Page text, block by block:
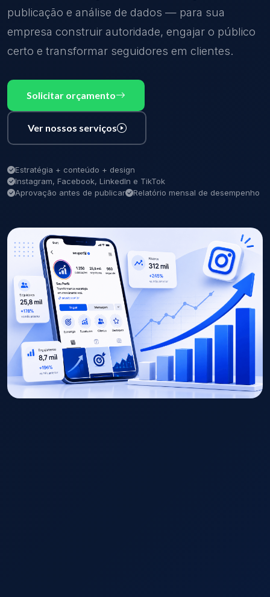
publicação e análise de dados — para sua
empresa construir autoridade, engajar o público
certo e transformar seguidores em clientes.
Solicitar orçamento
Ver nossos serviços
Estratégia + conteúdo + design
Instagram, Facebook, LinkedIn e TikTok
Aprovação antes de publicar
Relatório mensal de desempenho